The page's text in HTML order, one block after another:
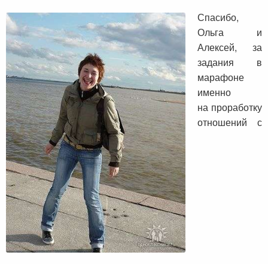
Спасибо,
Ольга и
Алексей, за
задания в
марафоне
именно
на проработку
отношений с